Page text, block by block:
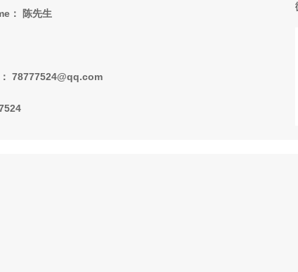
： 陈先生
78777524@qq.com